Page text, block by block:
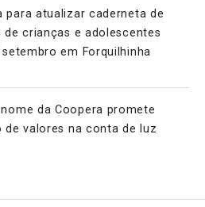
para atualizar caderneta de
de crianças e adolescentes
em Forquilhinha
da Coopera promete
de valores na conta de luz